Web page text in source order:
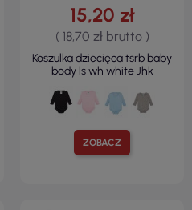
ZOBACZ
15,20 zł
( 18,70 zł brutto )
Koszulka dziecięca tsrb baby
body ls wh white Jhk